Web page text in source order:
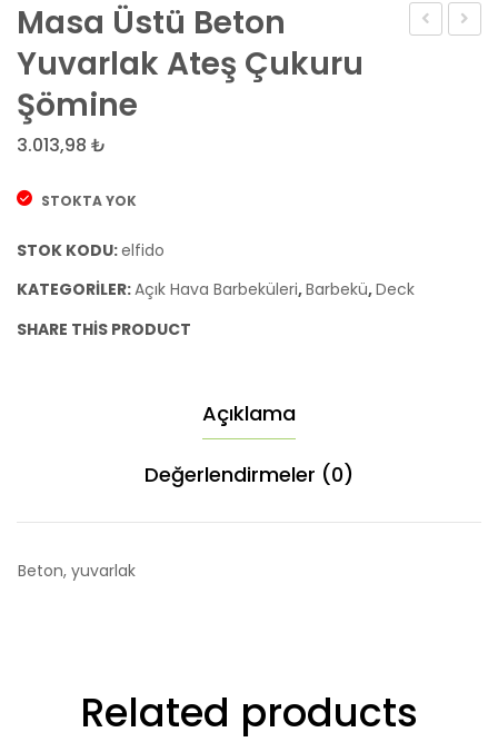
Yakıt
Masa Üstü Beton
Yuvarlak Ateş Çukuru
Şömine
3.013,98 ₺
STOKTA YOK
STOK KODU:elfido
KATEGORILER:Açık Hava Barbeküleri,Barbekü,Deck
SHARE THIS PRODUCT
Açıklama
Değerlendirmeler (0)
Beton, yuvarlak
Related products